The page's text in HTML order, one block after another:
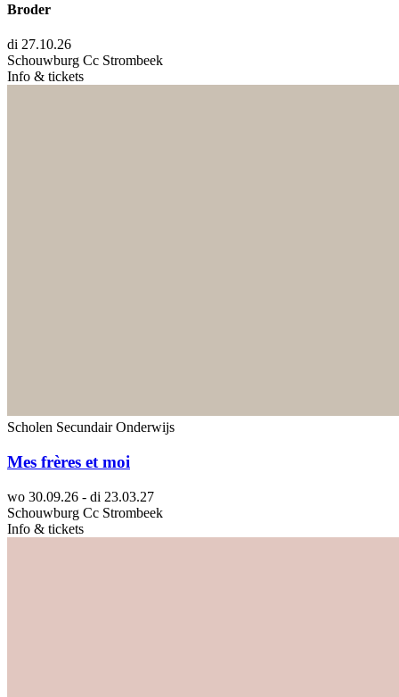
Broder
di 27.10.26
Schouwburg Cc Strombeek
Info & tickets
Scholen Secundair Onderwijs
Mes frères et moi
wo 30.09.26 - di 23.03.27
Schouwburg Cc Strombeek
Info & tickets